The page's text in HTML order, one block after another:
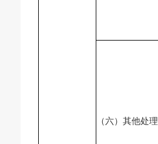
（六）其他处理